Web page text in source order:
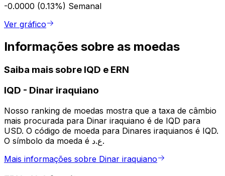
-0.0000 (0.13%) Semanal
Ver gráfico
Informações sobre as moedas
Saiba mais sobre IQD e ERN
IQD - Dinar iraquiano
Nosso ranking de moedas mostra que a taxa de câmbio
mais procurada para Dinar iraquiano é de IQD para
USD. O código de moeda para Dinares iraquianos é IQD.
O símbolo da moeda é ع.د.
Mais informações sobre Dinar iraquiano